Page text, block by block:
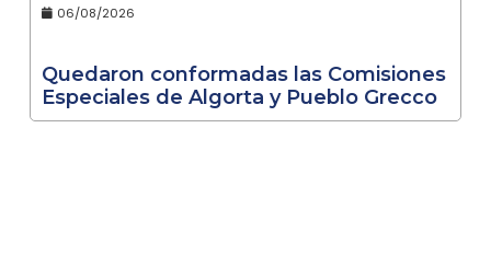
06/08/2026
Quedaron conformadas las Comisiones
Especiales de Algorta y Pueblo Grecco